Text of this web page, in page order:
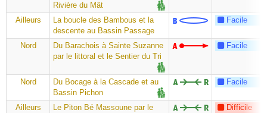
Rivière du Mât
Ailleurs
La boucle des Bambous et la
descente au Bassin Passage
Facile
Nord
Du Barachois à Sainte Suzanne
par le littoral et le Sentier du Tri
Facile
Nord
Du Bocage à la Cascade et au
Bassin Pichon
Facile
Ailleurs
Le Piton Bé Massoune par le
Difficile